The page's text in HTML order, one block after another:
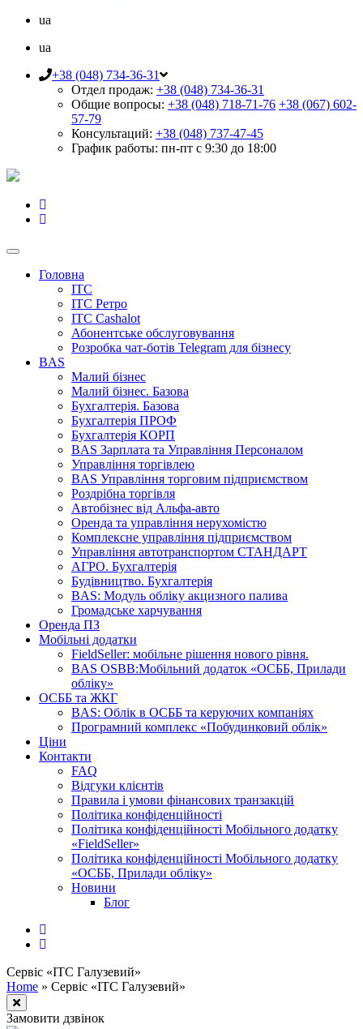
ua
ua
+38 (048) 734-36-31
Отдел продаж: +38 (048) 734-36-31
Общие вопросы: +38 (048) 718-71-76 +38 (067) 602-
57-79
Консультаций: +38 (048) 737-47-45
График работы: пн-пт с 9:30 до 18:00
Головна
ІТС
ІТС Ретро
ІТС Cashalot
Абонентське обслуговування
Розробка чат-ботів Telegram для бізнесу
BAS
Малий бізнес
Малий бізнес. Базова
Бухгалтерія. Базова
Бухгалтерія ПРОФ
Бухгалтерія КОРП
BAS Зарплата та Управління Персоналом
Управління торгівлею
BAS Управління торговим підприємством
Роздрібна торгівля
Автобізнес від Альфа-авто
Оренда та управління нерухомістю
Комплексне управління підприємством
Управління автотранспортом СТАНДАРТ
АГРО. Бухгалтерія
Будівництво. Бухгалтерія
BAS: Модуль обліку акцизного палива
Громадське харчування
Оренда ПЗ
Мобільні додатки
FieldSeller: мобільне рішення нового рівня.
BAS OSBB:Мобільний додаток «ОСББ, Прилади
обліку»
ОСББ та ЖКГ
BAS: Облік в ОСББ та керуючих компаніях
Програмний комплекс «Побудинковий облік»
Ціни
Контакти
FAQ
Відгуки клієнтів
Правила і умови фінансових транзакцій
Політика конфіденційності
Політика конфіденційності Мобільного додатку
«FieldSeller»
Політика конфіденційності Мобільного додатку
«ОСББ, Прилади обліку»
Новини
Блог
Сервіс «ІТС Галузевий»
Home » Сервіс «ІТС Галузевий»
Замовити дзвінок